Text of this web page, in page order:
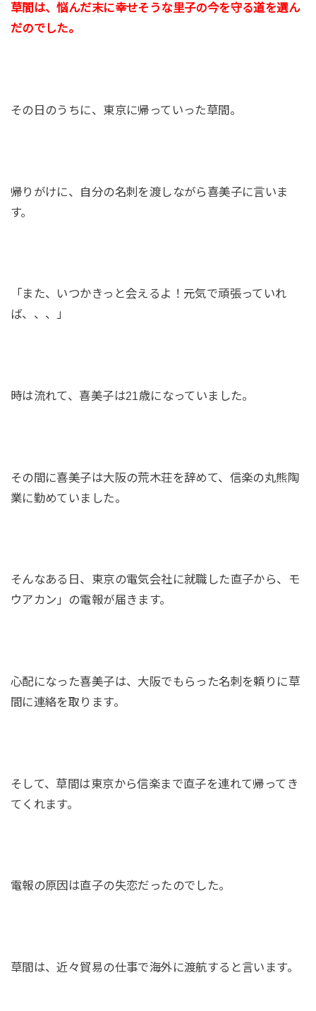
草間は、悩んだ末に幸せそうな里子の今を守る道を選ん
だのでした。
その日のうちに、東京に帰っていった草間。
帰りがけに、自分の名刺を渡しながら喜美子に言いま
す。
「また、いつかきっと会えるよ！元気で頑張っていれ
ば、、、」
時は流れて、喜美子は21歳になっていました。
その間に喜美子は大阪の荒木荘を辞めて、信楽の丸熊陶
業に勤めていました。
そんなある日、東京の電気会社に就職した直子から、モ
ウアカン」の電報が届きます。
心配になった喜美子は、大阪でもらった名刺を頼りに草
間に連絡を取ります。
そして、草間は東京から信楽まで直子を連れて帰ってき
てくれます。
電報の原因は直子の失恋だったのでした。
草間は、近々貿易の仕事で海外に渡航すると言います。